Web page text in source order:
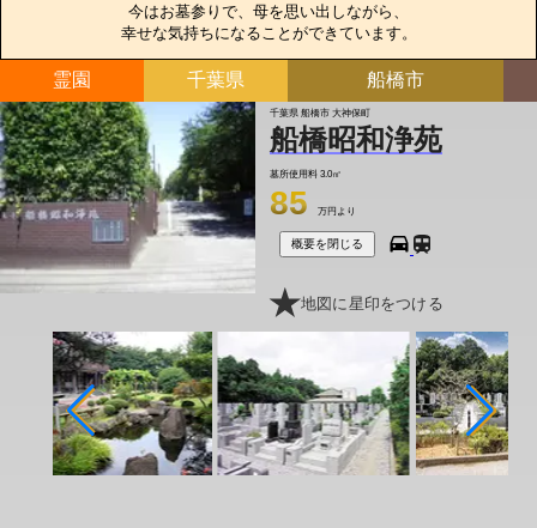
今はお墓参りで、母を思い出しながら、
幸せな気持ちになることができています。
霊園 千葉県 船橋市
千葉県 船橋市 大神保町
船橋昭和浄苑
墓所使用料 3.0㎡
85 万円より
概要を閉じる
地図に星印をつける